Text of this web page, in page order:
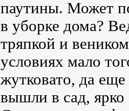
паутины. Может
в уборке дома?
тряпкой и
условиях мало
жутковато, да
вышли в сад,